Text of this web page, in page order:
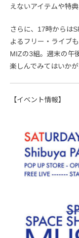
えないアイテムや特
さらに、17時からは
よるフリー・ライブ
MIZの3組。週末の午
楽しんでみてはいかが
【イベント情報】